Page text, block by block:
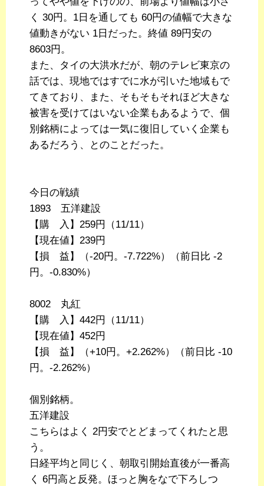
く 30円。1日を通しても 60円の値幅で大きな
値動きがない 1日だった。終値 89円安の
8603円。
また、タイの大洪水だが、朝のテレビ東京の
話では、現地ではすでに水が引いた地域もで
てきており、また、そもそもそれほど大きな
被害を受けてはいない企業もあるようで、個
別銘柄によっては一気に復旧していく企業も
あるだろう、とのことだった。
今日の戦績
1893 五洋建設
【購 入】259円（11/11）
【現在値】239円
【損 益】（-20円。-7.722%）（前日比 -2
円。-0.830%）
8002 丸紅
【購 入】442円（11/11）
【現在値】452円
【損 益】（+10円。+2.262%）（前日比 -10
円。-2.262%）
個別銘柄。
五洋建設
こちらはよく 2円安でとどまってくれたと思
う。
日経平均と同じく、朝取引開始直後が一番高
く 6円高と反発。ほっと胸をなで下ろしつ